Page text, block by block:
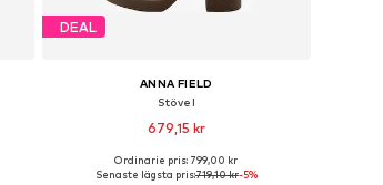
DEAL
ANNA FIELD
Stövel
679,15 kr
Tillgänglig i många storlekar
Ordinarie pris: 799,00 kr
Senaste lägsta pris:719,10 kr-5%